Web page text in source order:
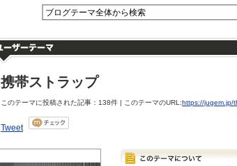
携帯ストラップ
このテーマに投稿された記事：138件 | このテーマのURL:https://jugem.jp/
Tweet